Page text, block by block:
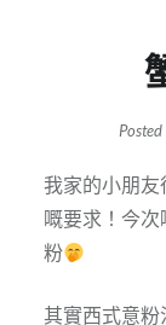
我家的小朋友
嘅要求！今
粉
其實西式意